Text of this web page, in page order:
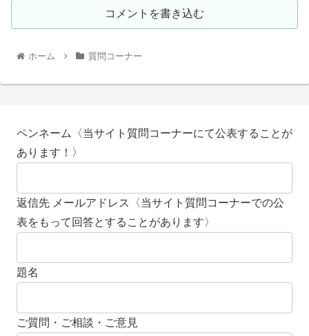
コメントを書き込む
ホーム 質問コーナー
ペンネーム〈当サイト質問コーナーにて公表することが
あります！〉
返信先 メールアドレス〈当サイト質問コーナーでの公
表をもって回答とすることがあります〉
題名
ご質問・ご相談・ご意見